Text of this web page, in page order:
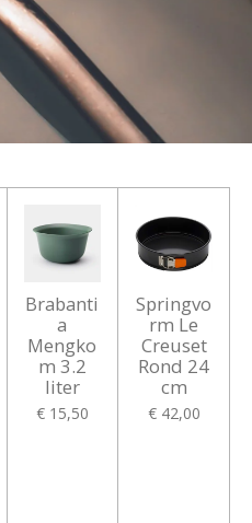
Brabanti
a
Mengko
m 3.2
liter
€ 15,50
Springvo
rm Le
Creuset
Rond 24
cm
€ 42,00